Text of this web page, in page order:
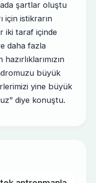
şartlar oluştu
için istikrarın
iki taraf içinde
daha fazla
büyük
yine büyük
diye konuştu.